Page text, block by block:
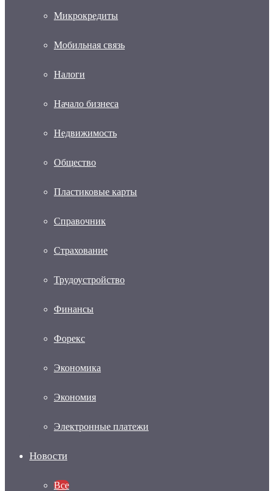
Микрокредиты
Мобильная связь
Налоги
Начало бизнеса
Недвижимость
Общество
Пластиковые карты
Справочник
Страхование
Трудоустройство
Финансы
Форекс
Экономика
Экономия
Электронные платежи
Новости
Все